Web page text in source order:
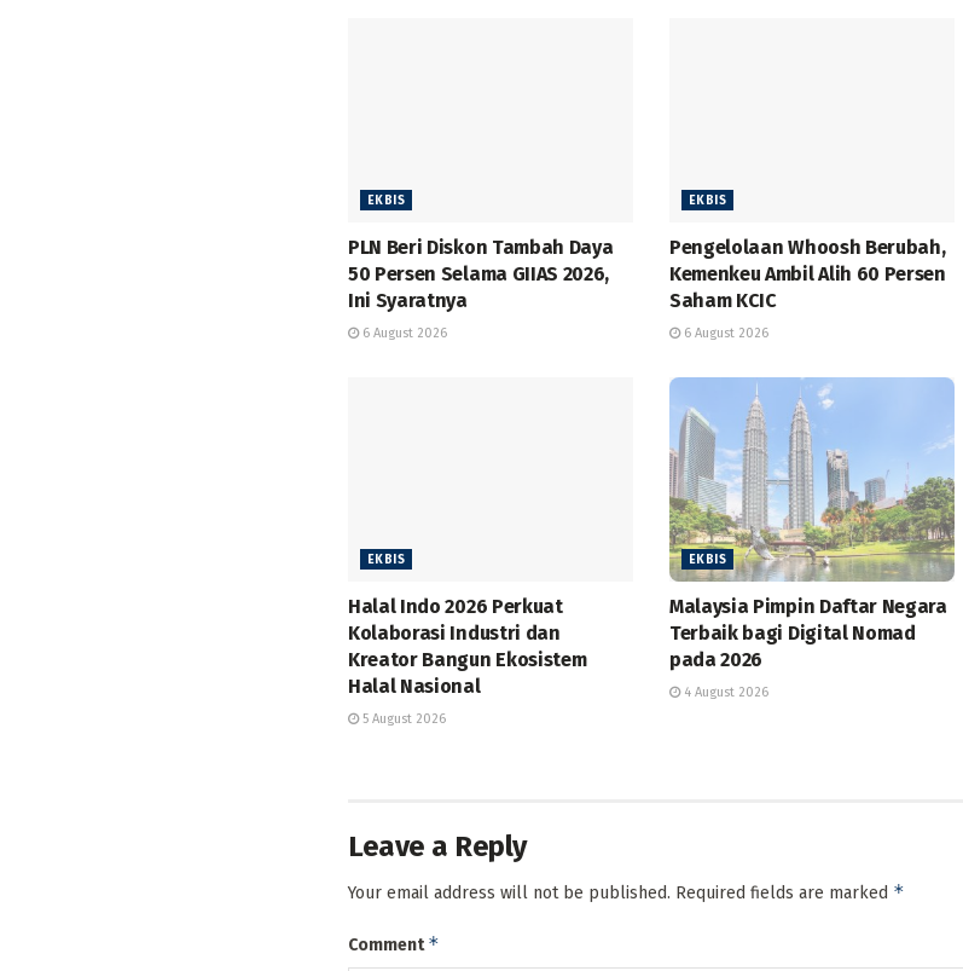
EKBIS
PLN Beri Diskon Tambah Daya
50 Persen Selama GIIAS 2026,
Ini Syaratnya
6 August 2026
EKBIS
Pengelolaan Whoosh Berubah,
Kemenkeu Ambil Alih 60 Persen
Saham KCIC
6 August 2026
EKBIS
Halal Indo 2026 Perkuat
Kolaborasi Industri dan
Kreator Bangun Ekosistem
Halal Nasional
5 August 2026
EKBIS
Malaysia Pimpin Daftar Negara
Terbaik bagi Digital Nomad
pada 2026
4 August 2026
Leave a Reply
Your email address will not be published. Required fields are marked *
Comment*